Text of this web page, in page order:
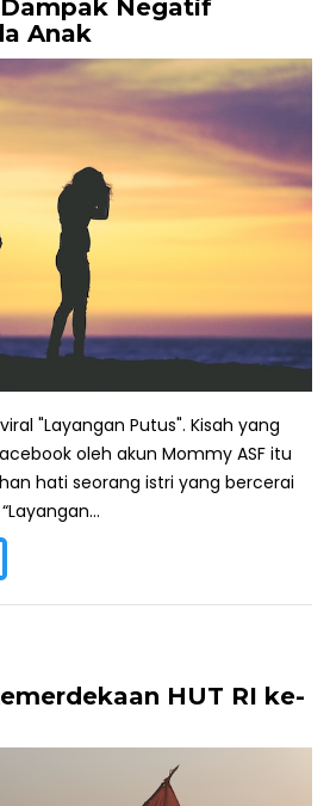
Negatif
Anak
"Layangan Putus". Kisah yang
oleh akun Mommy ASF itu
hati seorang istri yang bercerai
HUT RI ke-